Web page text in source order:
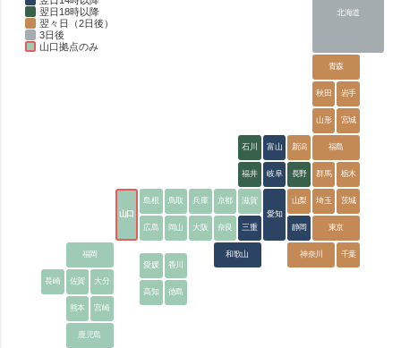
翌日18時以降
翌々日（2日後）
3日後
山口拠点のみ
北海道
青森
秋田 岩手
山形 宮城
福島
新潟
群馬 栃木
埼玉 茨城
東京
神奈川 千葉
山梨
石川
福井 長野
富山
岐阜
愛知
静岡
三重
和歌山
山口
島根 鳥取
広島 岡山
兵庫 京都 滋賀
大阪 奈良
香川
愛媛
徳島
高知
福岡
佐賀 大分
熊本
長崎
宮崎
鹿児島